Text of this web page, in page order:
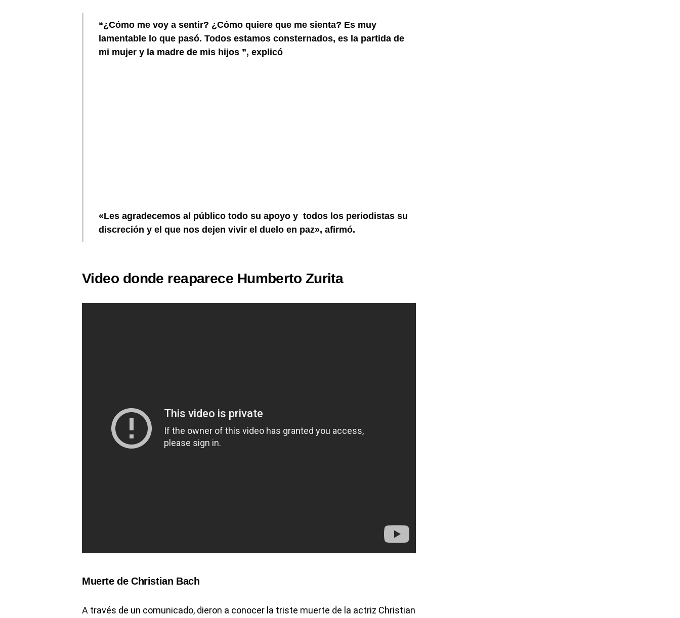
“¿Cómo me voy a sentir? ¿Cómo quiere que me sienta? Es muy
lamentable lo que pasó. Todos estamos consternados, es la partida de
mi mujer y la madre de mis hijos ”, explicó
«Les agradecemos al público todo su apoyo y todos los periodistas su
discreción y el que nos dejen vivir el duelo en paz», afirmó.
Video donde reaparece Humberto Zurita
Muerte de Christian Bach
A través de un comunicado, dieron a conocer la triste muerte de la actriz Christian